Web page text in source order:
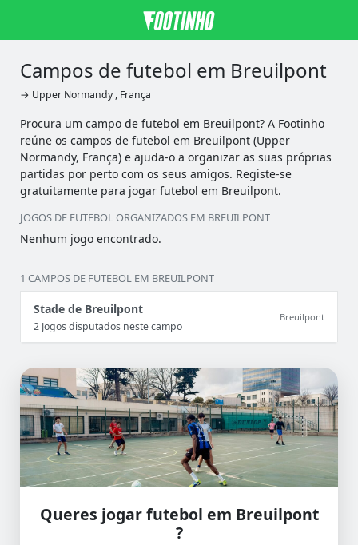
Campos de futebol em Breuilpont
→ Upper Normandy , França
Procura um campo de futebol em Breuilpont? A Footinho
reúne os campos de futebol em Breuilpont (Upper
Normandy, França) e ajuda-o a organizar as suas próprias
partidas por perto com os seus amigos. Registe-se
gratuitamente para jogar futebol em Breuilpont.
JOGOS DE FUTEBOL ORGANIZADOS EM BREUILPONT
Nenhum jogo encontrado.
1 CAMPOS DE FUTEBOL EM BREUILPONT
Stade de Breuilpont
2 Jogos disputados neste campo
Breuilpont
Queres jogar futebol em Breuilpont
?